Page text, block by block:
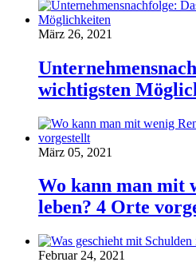
März 26, 2021
wichtigsten
März 05, 2021
Wo kann man mit
leben? 4 Orte
Februar 24, 2021